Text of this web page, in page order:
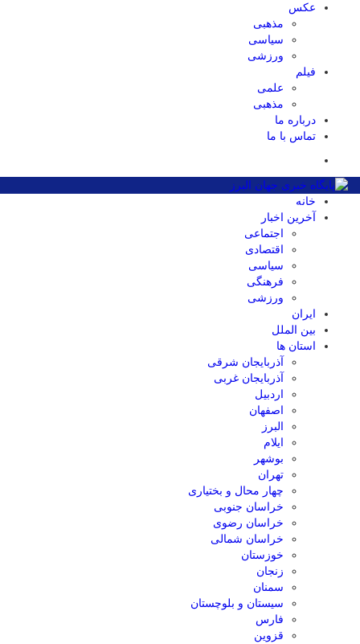
عکس
مذهبی
سیاسی
ورزشی
فیلم
علمی
مذهبی
درباره ما
تماس با ما
خانه
آخرین اخبار
اجتماعی
اقتصادی
سیاسی
فرهنگی
ورزشی
ایران
بین الملل
استان ها
آذربایجان شرقی
آذربایجان غربی
اردبیل
اصفهان
البرز
ایلام
بوشهر
تهران
چهار محال و بختیاری
خراسان جنوبی
خراسان رضوی
خراسان شمالی
خوزستان
زنجان
سمنان
سیستان و بلوچستان
فارس
قزوین